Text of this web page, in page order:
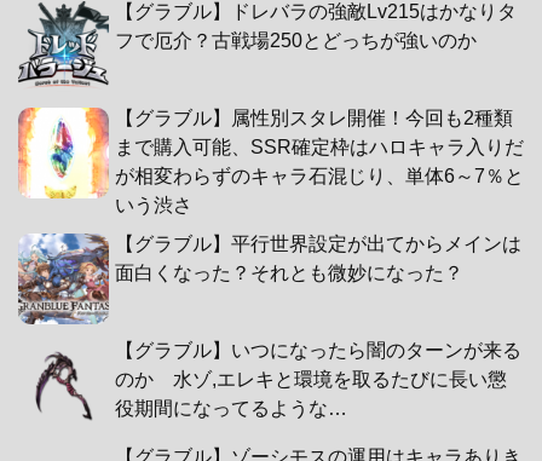
【グラブル】ドレバラの強敵Lv215はかなりタ
フで厄介？古戦場250とどっちが強いのか
【グラブル】属性別スタレ開催！今回も2種類
まで購入可能、SSR確定枠はハロキャラ入りだ
が相変わらずのキャラ石混じり、単体6～7％と
いう渋さ
【グラブル】平行世界設定が出てからメインは
面白くなった？それとも微妙になった？
【グラブル】いつになったら闇のターンが来る
のか 水ゾ,エレキと環境を取るたびに長い懲
役期間になってるような…